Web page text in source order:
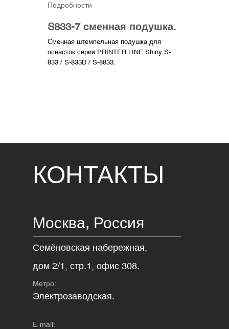
Подробности
S833-7 сменная подушка.
Сменная штемпельная подушка для
оснасток серии PRINTER LINE Shiny S-
833 / S-833D / S-8833.
КОНТАКТЫ
Москва, Россия
Семёновская набережная,
дом 2/1, стр.1, офис 308.
Метро:
Электрозаводская.
E-mail: